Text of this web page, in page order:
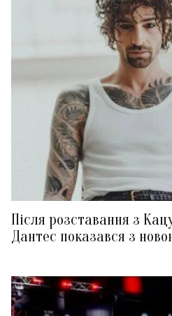
Після розставання з
Дантес показався з